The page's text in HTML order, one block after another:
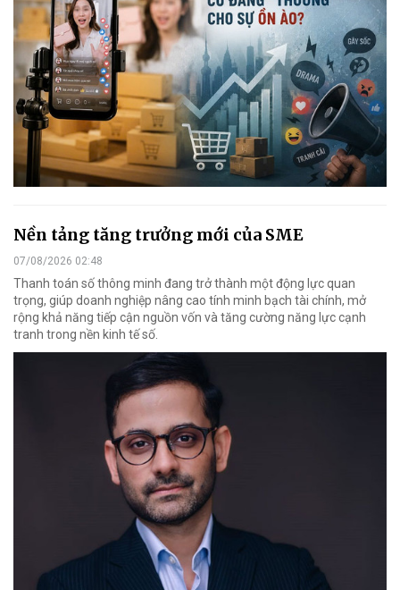
Nền tảng tăng trưởng mới của SME
07/08/2026 02:48
Thanh toán số thông minh đang trở thành một động lực quan
trọng, giúp doanh nghiệp nâng cao tính minh bạch tài chính, mở
rộng khả năng tiếp cận nguồn vốn và tăng cường năng lực cạnh
tranh trong nền kinh tế số.